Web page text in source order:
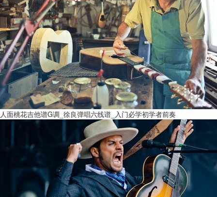
人面桃花吉他谱G调_徐良弹唱六线谱_入门必学初学者前奏